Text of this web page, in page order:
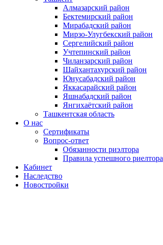
Алмазарский район
Бектемирский район
Мирабадский район
Мирзо-Улугбекский район
Сергелийский район
Учтепинский район
Чиланзарский район
Шайхантахурский район
Юнусабадский район
Яккасарайский район
Яшнабадский район
Янгихаётский район
Ташкентская область
О нас
Сертификаты
Вопрос-ответ
Обязанности риэлтора
Правила успешного риелтора
Кабинет
Наследство
Новостройки